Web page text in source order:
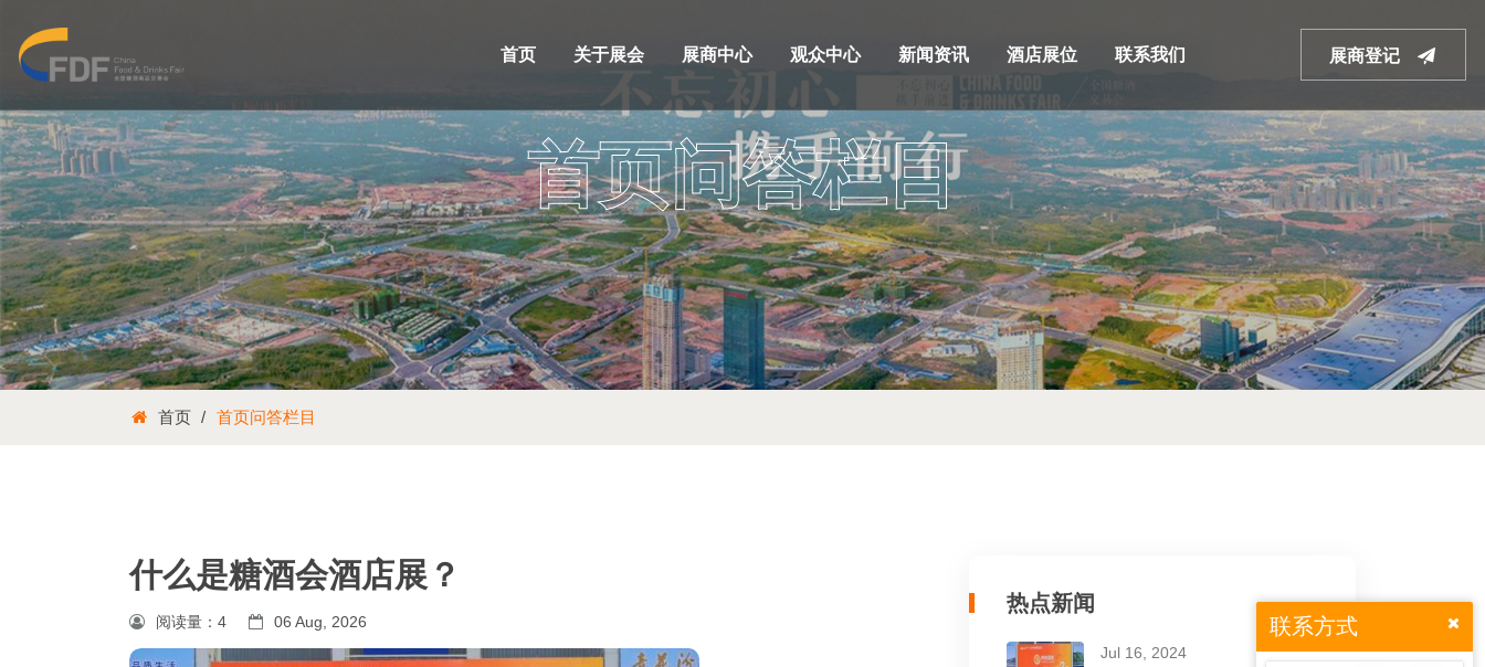
首页 关于展会 展商中心 观众中心 新闻资讯 酒店展位 联系我们 展商登记
首页问答栏目
首页 首页问答栏目
什么是糖酒会酒店展？
阅读量： 4 06 Aug, 2026
热点新闻
Jul 16, 2024
联系方式